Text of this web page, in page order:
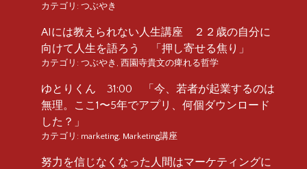
カテゴリ: つぶやき
AIには教えられない人生講座 ２２歳の自分に
向けて人生を語ろう 「押し寄せる焦り」
カテゴリ: つぶやき , 西園寺貴文の痺れる哲学
ゆとりくん 31:00 「今、若者が起業するのは
無理。ここ1〜5年でアプリ、何個ダウンロード
した？」
カテゴリ: marketing, Marketing講座
努力を信じなくなった人間はマーケティングに